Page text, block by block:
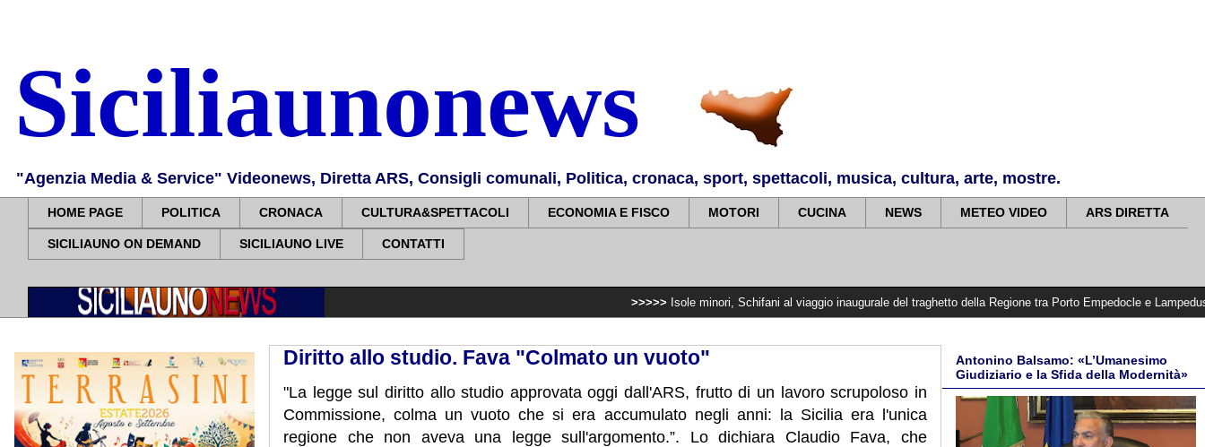
Siciliaunonews
"Agenzia Media & Service" Videonews, Diretta ARS, Consigli comunali, Politica, cronaca, sport, spettacoli, musica, cultura, arte, mostre.
HOME PAGE POLITICA CRONACA CULTURA&SPETTACOLI ECONOMIA E FISCO MOTORI CUCINA NEWS METEO VIDEO ARS DIRETTA
SICILIAUNO ON DEMAND SICILIAUNO LIVE CONTATTI
Isole minori, Schifani al viaggio inaugurale del traghetto della Regione tra Porto Empedocle e Lampedusa:
Diritto allo studio. Fava "Colmato un vuoto"
"La legge sul diritto allo studio approvata oggi dall'ARS, frutto di un lavoro scrupoloso in
Commissione, colma un vuoto che si era accumulato negli anni: la Sicilia era l'unica
regione che non aveva una legge sull'argomento.”. Lo dichiara Claudio Fava, che
Antonino Balsamo: «L’Umanesimo
Giudiziario e la Sfida della Modernità»